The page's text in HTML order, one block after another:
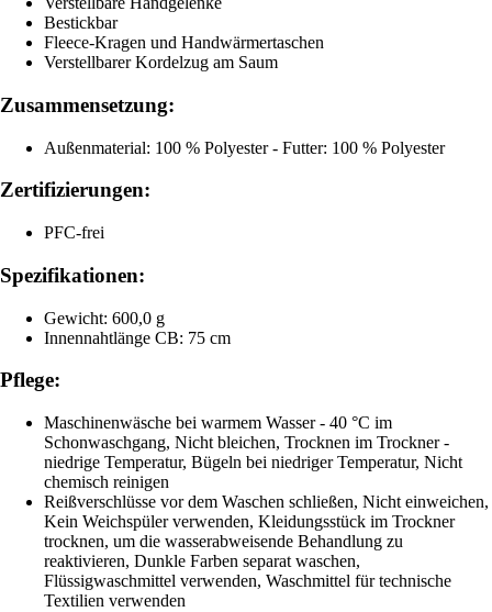
Bestickbar
Fleece-Kragen und Handwärmertaschen
Verstellbarer Kordelzug am Saum
Zusammensetzung:
Außenmaterial: 100 % Polyester - Futter: 100 % Polyester
Zertifizierungen:
PFC-frei
Spezifikationen:
Gewicht: 600,0 g
Innennahtlänge CB: 75 cm
Pflege:
Maschinenwäsche bei warmem Wasser - 40 °C im
Schonwaschgang, Nicht bleichen, Trocknen im Trockner -
niedrige Temperatur, Bügeln bei niedriger Temperatur, Nicht
chemisch reinigen
Reißverschlüsse vor dem Waschen schließen, Nicht einweichen,
Kein Weichspüler verwenden, Kleidungsstück im Trockner
trocknen, um die wasserabweisende Behandlung zu
reaktivieren, Dunkle Farben separat waschen,
Flüssigwaschmittel verwenden, Waschmittel für technische
Textilien verwenden